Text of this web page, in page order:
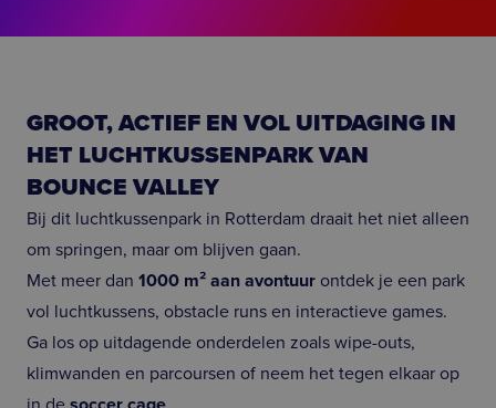
GROOT, ACTIEF EN VOL UITDAGING IN
HET LUCHTKUSSENPARK VAN
BOUNCE VALLEY
Bij dit luchtkussenpark in Rotterdam draait het niet alleen
om springen, maar om blijven gaan.
Met meer dan 1000 m² aan avontuur ontdek je een park
vol luchtkussens, obstacle runs en interactieve games.
Ga los op uitdagende onderdelen zoals wipe-outs,
klimwanden en parcoursen of neem het tegen elkaar op